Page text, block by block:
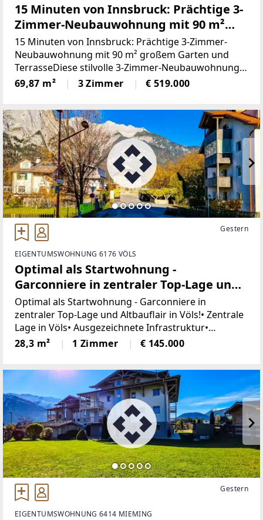
15 Minuten von Innsbruck: Prächtige 3-
Zimmer-Neubauwohnung mit 90 m²
großem Garten und Terrasse
15 Minuten von Innsbruck: Prächtige 3-Zimmer-
Neubauwohnung mit 90 m² großem Garten und
TerrasseDiese stilvolle 3-Zimmer-Neubauwohnung
in Schönberg im Stubaital vereint großzügige
Außenflächen mit Terrasse und rund 90 m² Garten,
69,87 m² 3 Zimmer € 519.000
Gestern
EIGENTUMSWOHNUNG 6176 VÖLS
Optimal als Startwohnung -
Garconniere in zentraler Top-Lage und
Altbauflair in Völs!
Optimal als Startwohnung - Garconniere in
zentraler Top-Lage und Altbauflair in Völs!• Zentrale
Lage in Völs• Ausgezeichnete Infrastruktur•
Exzellente Verkehrsanbindung• Heizung:
Fernwärme• Vor ca. 11 Jahren saniert• 3 m hohe
28,3 m² 1 Zimmer € 145.000
Gestern
EIGENTUMSWOHNUNG 6414 MIEMING